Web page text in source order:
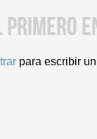
para escribir